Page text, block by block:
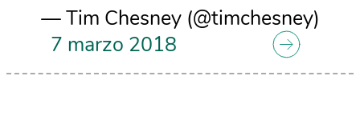
— Tim Chesney (@timchesney)
7 marzo 2018